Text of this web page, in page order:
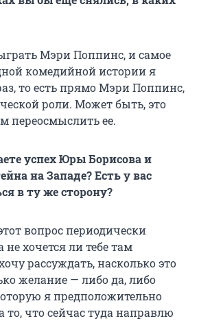
Мэри Поппинс, и самое
комедийной истории я
то есть прямо Мэри Поппинс,
роли. Может быть, это
переосмыслить ее.
успех Юры Борисова и
на Западе? Есть у вас
в ту же сторону?
вопрос периодически
не хочется ли тебе там
рассуждать, насколько это
желание — либо да, либо
я предположительно
то, что сейчас туда направлю